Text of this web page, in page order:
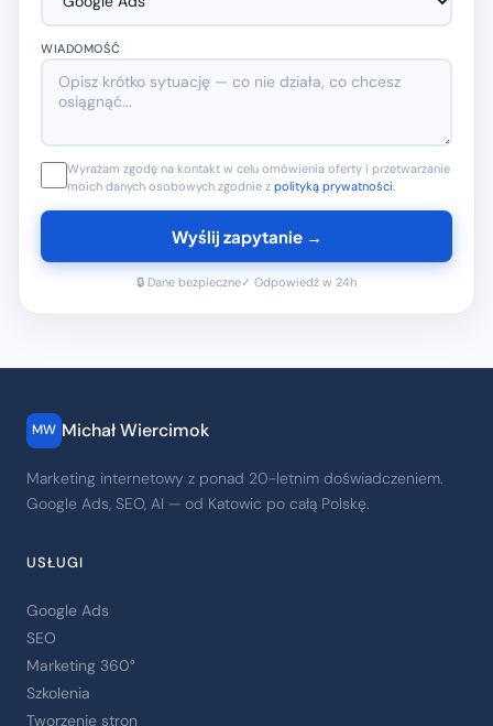
WIADOMOŚĆ
Wyrażam zgodę na kontakt w celu omówienia oferty i przetwarzanie
moich danych osobowych zgodnie z polityką prywatności
Wyślij zapytanie →
🔒 Dane bezpieczne✓ Odpowiedź w 24h
MW Michał Wiercimok
Marketing internetowy z ponad 20-letnim doświadczeniem.
Google Ads, SEO, AI — od Katowic po całą Polskę.
USŁUGI
Google Ads
SEO
Marketing 360°
Szkolenia
Tworzenie stron